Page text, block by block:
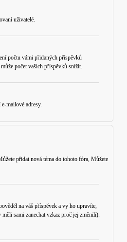
uživatelé.
počtu vámi přidaných příspěvků
počet vašich příspěvků snížit.
mailové adresy.
přidat nová téma do tohoto fóra, Můžete
na váš příspěvek a vy ho upravíte,
sami zanechat vzkaz proč jej změnili).